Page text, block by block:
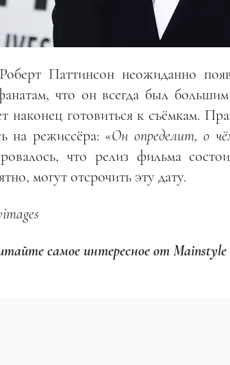
Паттинсон неожиданно
что он всегда был
наконец готовиться к съёмкам.
на режиссёра: «Он определит, о
что релиз фильма
могут отсрочить эту дату.
самое интересное от